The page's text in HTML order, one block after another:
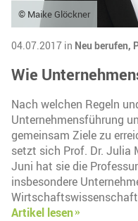
© Maike Glöckner
04.07.2017 in Neu berufen,
Wie
Nach welchen Regeln
Unternehmensführung
gemeinsam Ziele zu
setzt sich Prof. Dr. Julia
Juni hat sie die
insbesondere
Artikel lesen